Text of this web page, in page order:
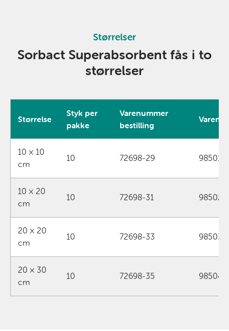
Størrelser
Sorbact Superabsorbent fås i to
størrelser
Størrelse
Styk per
pakke
Varenummer
bestilling
10 × 10
cm
10 72698-29 98501
10 × 20
cm
10 72698-31 98502
20 × 20
cm
10 72698-33 98503
20 × 30
cm
10 72698-35 98504